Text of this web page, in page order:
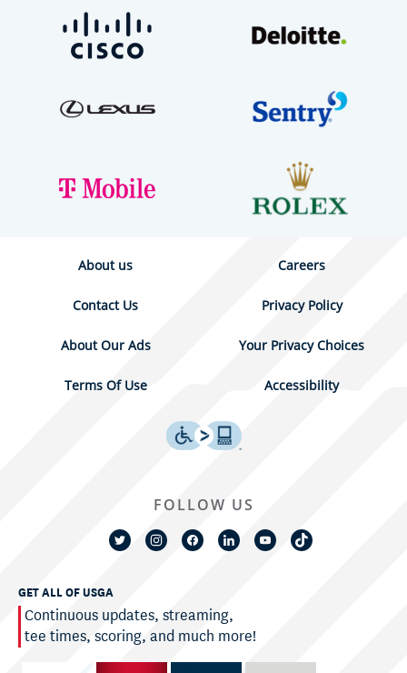
About us Careers
Contact Us Privacy Policy
About Our Ads Your Privacy Choices
Terms Of Use Accessibility
GET ALL OF USGA
Continuous updates, streaming,
tee times, scoring, and much more!
FOLLOW US